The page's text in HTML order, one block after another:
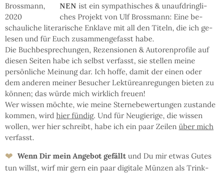
NEN ist ein sym­pa­thi­sches & un­auf­dring­li­
ches Pro­jekt von Ulf Bross­mann: Eine be­
schau­li­che li­te­ra­ri­sche En­kla­ve mit all den Ti­teln, die ich ge­
le­sen und für Euch zu­sam­men­ge­fasst habe.
Die Buch­be­spre­chun­gen, Re­zen­sio­nen & Auto­ren­pro­fi­le auf
die­sen Sei­ten ha­be ich selbst ver­fasst, sie stel­len mei­ne
persön­li­che Mei­nung dar. Ich hof­fe, da­mit der einen oder
dem an­de­ren mei­ner Be­su­cher Lek­türe­an­re­gun­gen bie­ten zu
kön­nen; das wür­de mich wirk­lich freu­en!
Wer wis­sen möchte, wie mei­ne Ster­ne­be­wer­tun­gen zu­stan­de
kom­men, wird hier fün­dig. Und für Neu­gie­ri­ge, die wis­sen
wol­len, wer hier schreibt, ha­be ich ein paar Zei­len über mich
ver­fasst.
❤ Wenn Dir mein An­ge­bot ge­fällt und Du mir et­was Gu­tes
tun willst, wirf mir gern ein paar di­gi­ta­le Mün­zen als Trink­